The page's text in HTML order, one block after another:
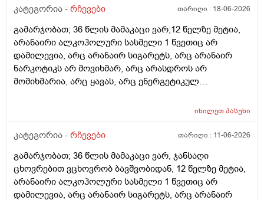
კატეგორია - რჩევები თარიღი : 18-06-2026
გამარჯობათ; 36 წლის მამაკაცი ვარ;12 წელზე მეტია,
არანაირი ალკოჰოლური სასმელი 1 წვეთიც არ
დამილევია, არც არანაირ სიგარეტს, არც არანაირ
ნარკოტიკს არ მოვიხმარ, არც არასდროს არ
მომიხმარია, არც ყავას, არც ენერგეტიკულ
ვეკარები, ბევრ ხილ-ბოსტნეულს ვჭამ, მათ შორის
ვჭამ (შეძლებისდაგვარად ჯანსაღ საჭმელებს),
საშუალოდ 2 ლიტრ წყალს ვსვამ, ხანდახან სხვადასხვა
მინერალურ წყალსაც, ფეხით ბევრს დავდივარ, როცა
დრო მაქვს, სხვა ვარჯიშებსაც ვაკეთებ, არ მაწუხებს
იხილეთპასუხი
კატეგორია - რჩევები თარიღი : 11-06-2026
გამარჯობათ; 36 წლის მამაკაცი ვარ, ჯანსაღი
ცხოვრებით ვცხოვრობ ბავშვობიდან, 12 წელზე მეტია,
არანაირი ალკოჰოლური სასმელი 1 წვეთიც არ
დამილევია, არც არანაირ სიგარეტს, არც არანაირ